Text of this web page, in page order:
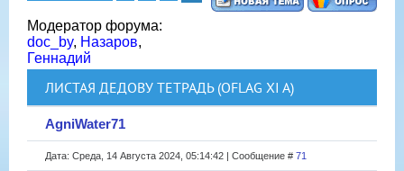
Модератор форума:
doc_by, Назаров,
Геннадий
ЛИСТАЯ ДЕДОВУ ТЕТРАДЬ (OFLAG XI A)
AgniWater71
Дата: Среда, 14 Августа 2024, 05:14:42 | Сообщение # 71